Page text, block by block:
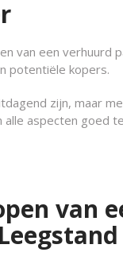
van een verhuurd
potentiële kopers.
zijn, maar
aspecten goed
van